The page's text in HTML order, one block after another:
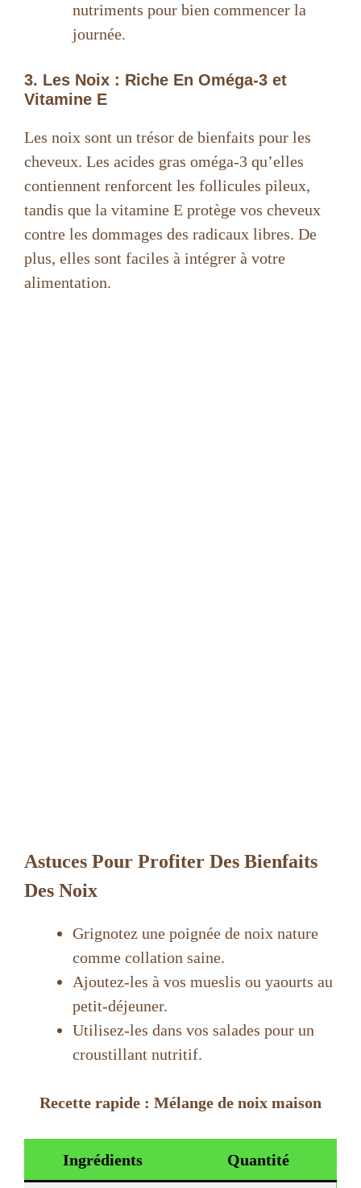
nutriments pour bien commencer la
journée.
3. Les Noix : Riche En Oméga-3 et
Vitamine E
Les noix sont un trésor de bienfaits pour les
cheveux. Les acides gras oméga-3 qu’elles
contiennent renforcent les follicules pileux,
tandis que la vitamine E protège vos cheveux
contre les dommages des radicaux libres. De
plus, elles sont faciles à intégrer à votre
alimentation.
Astuces Pour Profiter Des Bienfaits
Des Noix
Grignotez une poignée de noix nature
comme collation saine.
Ajoutez-les à vos mueslis ou yaourts au
petit-déjeuner.
Utilisez-les dans vos salades pour un
croustillant nutritif.
Recette rapide : Mélange de noix maison
Ingrédients Quantité